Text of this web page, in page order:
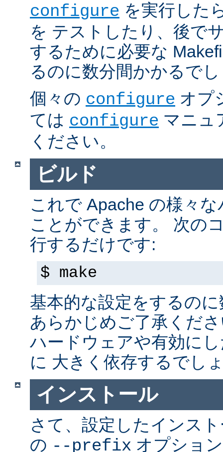
configure を実行した
を テストしたり、後で
するために必要な
るのに数分間かかるで
個々の configure オプ
ては configure マニュ
ください。
ビルド
これで Apache の様々
ことができます。 次の
行するだけです:
$ make
基本的な設定をするの
あらかじめご了承くだ
ハードウェアや有効に
に 大きく依存するでし
インストール
さて、設定したインス
の --prefix オプショ